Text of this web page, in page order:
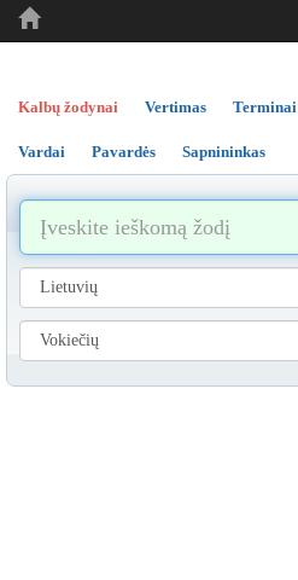
Kalbų žodynai Vertimas Terminai
Vardai Pavardės Sapnininkas